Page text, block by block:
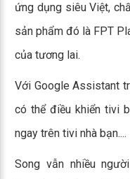
ứng dụng siêu Việt,
sản phẩm đó là FPT
của tương lai.
Với Google Assistant
có thể điều khiển tivi
ngay trên tivi nhà bạn....
Song vẫn nhiều